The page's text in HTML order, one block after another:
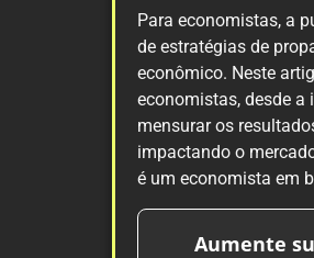
Para economistas, a
de estratégias de
econômico. Neste
economistas, desde
mensurar os
impactando o
é um economista em
Aumente